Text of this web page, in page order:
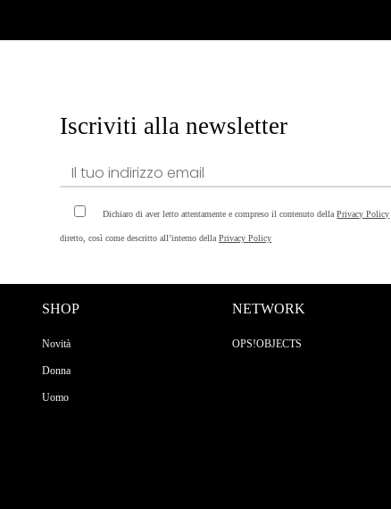
Iscriviti alla newsletter
Dichiaro di aver letto attentamente e compreso il contenuto dellaPrivacy Policy
diretto, così come descritto all’interno della Privacy Policy
SHOP
Novità
Donna
Uomo
NETWORK
OPS!OBJECTS